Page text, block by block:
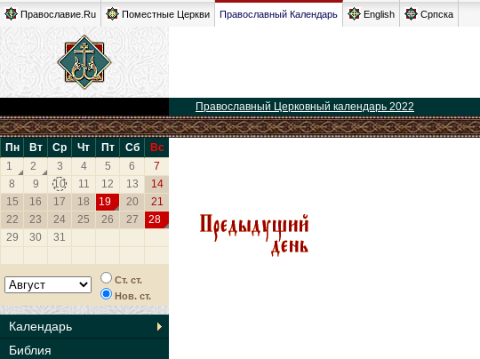
Православие.Ru Поместные Церкви Православный Календарь English Српска
Православный Церковный календарь 2022
Пн Вт Ср Чт Пт Сб
Вс
1
2 3 4 5 6
7
8
9 10 11 12 13
14
15
16 17 18 19 20
21
22
23 24 25 26 27
28
29
30 31
Ст. ст.
Нов. ст.
Календарь
Библия